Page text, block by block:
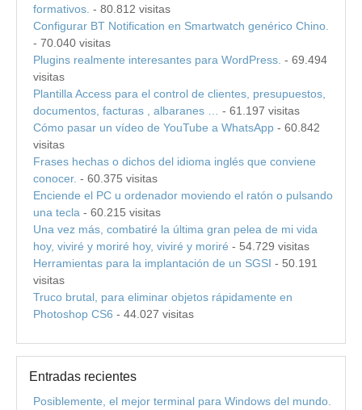
formativos. - 80.812 visitas
Configurar BT Notification en Smartwatch genérico Chino.
- 70.040 visitas
Plugins realmente interesantes para WordPress. - 69.494
visitas
Plantilla Access para el control de clientes, presupuestos,
documentos, facturas , albaranes …
- 61.197 visitas
Cómo pasar un vídeo de YouTube a WhatsApp - 60.842
visitas
Frases hechas o dichos del idioma inglés que conviene
conocer. - 60.375 visitas
Enciende el PC u ordenador moviendo el ratón o pulsando
una tecla - 60.215 visitas
Una vez más, combatiré la última gran pelea de mi vida
hoy, viviré y moriré hoy, viviré y moriré - 54.729 visitas
Herramientas para la implantación de un SGSI - 50.191
visitas
Truco brutal, para eliminar objetos rápidamente en
Photoshop CS6 - 44.027 visitas
Entradas recientes
Posiblemente, el mejor terminal para Windows del mundo.